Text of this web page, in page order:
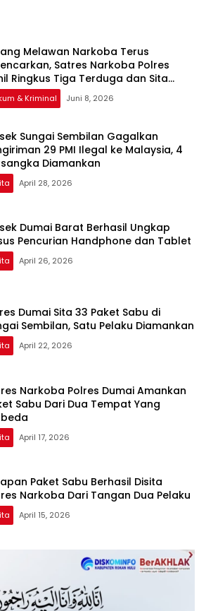
Melawan Narkoba Terus
Satres Narkoba Polres
Ringkus Tiga Terduga dan Sita
Barang Bukti
& Kriminal Juni 8, 2026
Sungai Sembilan Gagalkan
29 PMI Ilegal ke Malaysia, 4
Diamankan
April 28, 2026
Dumai Barat Berhasil Ungkap
Pencurian Handphone dan Tablet
April 26, 2026
Dumai Sita 33 Paket Sabu di
Sembilan, Satu Pelaku Diamankan
April 22, 2026
Narkoba Polres Dumai Amankan
Sabu Dari Dua Tempat Yang
April 17, 2026
Paket Sabu Berhasil Disita
Narkoba Dari Tangan Dua Pelaku
April 15, 2026